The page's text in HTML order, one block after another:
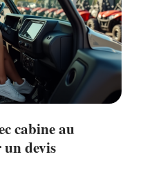
cabine au
devis